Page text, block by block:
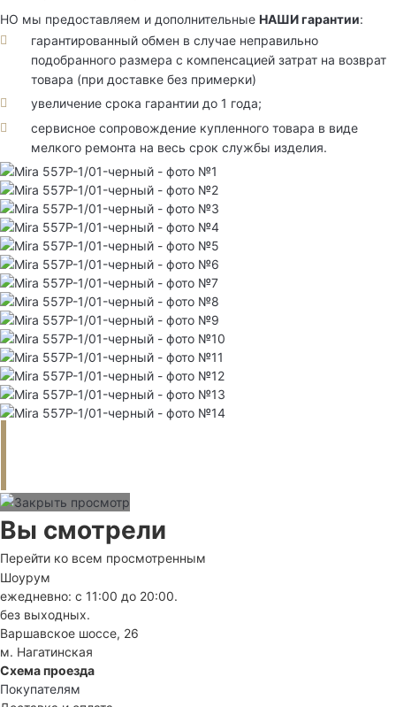
НО мы предоставляем и дополнительные НАШИ гарантии:
гарантированный обмен в случае неправильно
подобранного размера с компенсацией затрат на возврат
товара (при доставке без примерки)
увеличение срока гарантии до 1 года;
сервисное сопровождение купленного товара в виде
мелкого ремонта на весь срок службы изделия.
Вы смотрели
Перейти ко всем просмотренным
Шоурум
ежедневно: с 11:00 до 20:00.
без выходных.
Варшавское шоссе, 26
м. Нагатинская
Схема проезда
Покупателям